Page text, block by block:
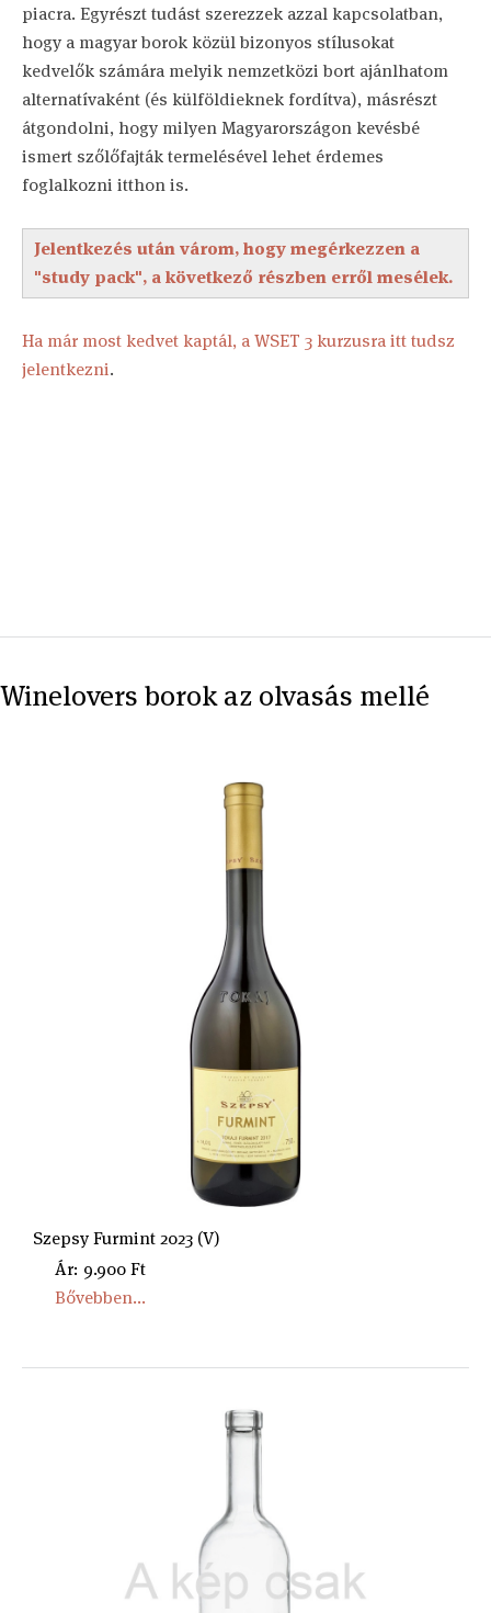
piacra. Egyrészt tudást szerezzek azzal kapcsolatban,
hogy a magyar borok közül bizonyos stílusokat
kedvelők számára melyik nemzetközi bort ajánlhatom
alternatívaként (és külföldieknek fordítva), másrészt
átgondolni, hogy milyen Magyarországon kevésbé
ismert szőlőfajták termelésével lehet érdemes
foglalkozni itthon is.
Jelentkezés után várom, hogy megérkezzen a
"study pack", a következő részben erről mesélek.
Ha már most kedvet kaptál, a WSET 3 kurzusra itt tudsz
jelentkezni.
Winelovers borok az olvasás mellé
Szepsy Furmint 2023 (V)
Ár: 9.900 Ft
Bővebben...